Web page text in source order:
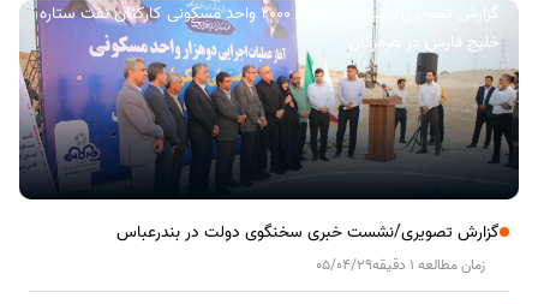
گزارش تصویری/ آیین کلنگ زنی ۲۰۰۰ واحد مسکونی کارکنان نفت ستاره
خلیج فارس در هرمزگان
گزارش تصویری/نشست خبری سخنگوی دولت در بندرعباس
زمان مطالعه 1 دقیقه 05/04/29